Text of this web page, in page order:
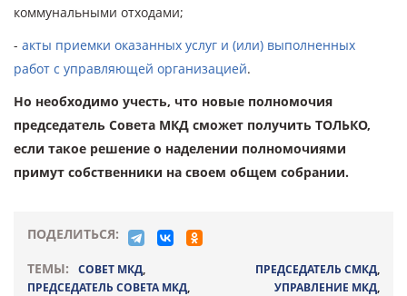
коммунальными отходами;
- акты приемки оказанных услуг и (или) выполненных
работ с управляющей организацией.
Но необходимо учесть, что новые полномочия
председатель Совета МКД сможет получить ТОЛЬКО,
если такое решение о наделении полномочиями
примут собственники на своем общем собрании.
ПОДЕЛИТЬСЯ:
ТЕМЫ:
СОВЕТ МКД, ПРЕДСЕДАТЕЛЬ СМКД,
ПРЕДСЕДАТЕЛЬ СОВЕТА МКД, УПРАВЛЕНИЕ МКД,